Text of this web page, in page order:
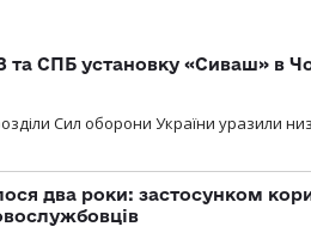
СПБ установку «Сиваш» в
Сил оборони України уразили
два роки: застосунком